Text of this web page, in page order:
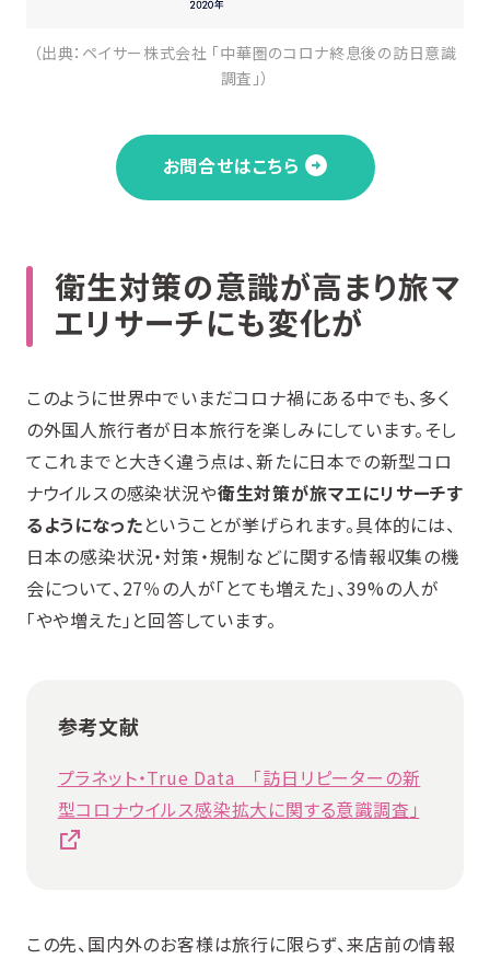
（出典：ペイサー株式会社 「中華圏のコロナ終息後の訪日意識
調査」）
お問合せはこちら
衛生対策の意識が高まり旅マ
エリサーチにも変化が
このように世界中でいまだコロナ禍にある中でも、多く
の外国人旅行者が日本旅行を楽しみにしています。そし
てこれまでと大きく違う点は、新たに日本での新型コロ
ナウイルスの感染状況や衛生対策が旅マエにリサーチす
るようになったということが挙げられます。具体的には、
日本の感染状況・対策・規制などに関する情報収集の機
会について、27％の人が「とても増えた」、39%の人が
「やや増えた」と回答しています。
参考文献
プラネット・True Data 「訪日リピーターの新
型コロナウイルス感染拡大に関する意識調査」
この先、国内外のお客様は旅行に限らず、来店前の情報